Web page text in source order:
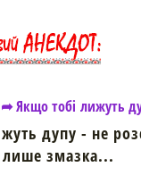
➦ Якщо тобі лижуть
дупу - не
змазка...